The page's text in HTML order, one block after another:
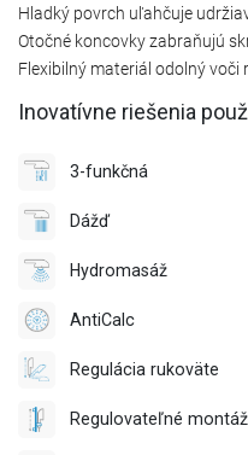
Hladký povrch uľahčuje
Otočné koncovky zabraňujú
Flexibilný materiál odolný
Inovatívne riešenia
3-funkčná
Dážď
Hydromasáž
AntiCalc
Regulácia rukoväte
Regulovateľné